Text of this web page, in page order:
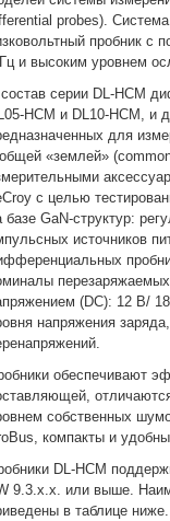
probes).
пробник с
и высоким уровнем
серии DL-HCM
HCM и DL10-HCM, и
для
«землей»
с целью
базе GaN-структур:
источников
(DC): 12 В/
напряжения
обеспечивают
собственных
компакты и
DL-HCM
9.3.x.x. или выше.
в таблице ниже.